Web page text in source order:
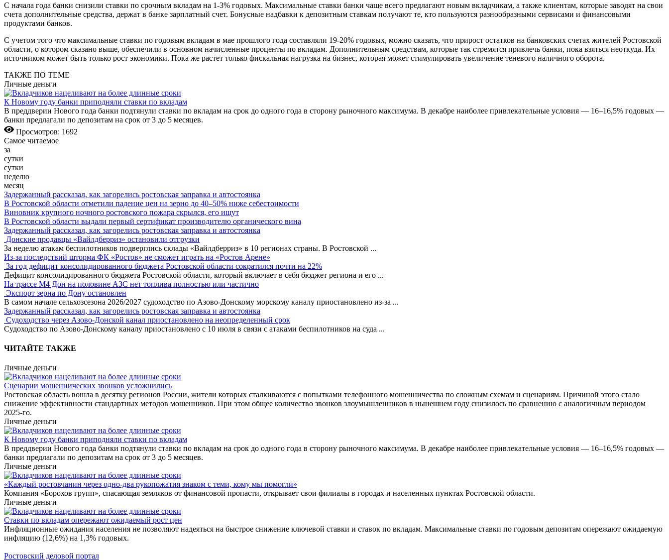
С начала года банки снизили ставки по срочным вкладам на 1-3% годовых. Максимальные ставки банки чаще всего предлагают новым вкладчикам, а также клиентам, которые заводят на свои
счета дополнительные средства, держат в банке зарплатный счет. Бонусные надбавки к депозитным ставкам получают те, кто пользуются разнообразными сервисами и финансовыми
продуктами банков.
С учетом того что максимальные ставки по годовым вкладам в мае прошлого года составляли 19-20% годовых, можно сказать, что прирост остатков на банковских счетах жителей Ростовской
области, о котором сказано выше, обеспечили в основном начисленные проценты по вкладам. Дополнительным средствам, которые так стремятся привлечь банки, пока взяться неоткуда. Их
источником может быть только рост экономики. Пока же растет только фискальная нагрузка на бизнес, которая может стимулировать увеличение теневого наличного оборота.
ТАКЖЕ ПО ТЕМЕ
Личные деньги
К Новому году банки приподняли ставки по вкладам
В преддверии Нового года банки подтянули ставки по вкладам на срок до одного года в сторону рыночного максимума. В декабре наиболее привлекательные условия — 16–16,5% годовых —
банки предлагали по депозитам на срок от 3 до 5 месяцев.
Просмотров: 1692
Самое читаемое
за
сутки
сутки
неделю
месяц
Задержанный рассказал, как загорелись ростовская заправка и автостоянка
В Ростовской области отметили падение цен на зерно до 40–50% ниже себестоимости
Виновник крупного ночного ростовского пожара скрылся, его ищут
В Ростовской области выдали первый сертификат производителю органического вина
Задержанный рассказал, как загорелись ростовская заправка и автостоянка
Донские продавцы «Вайлдберриз» остановили отгрузки
За неделю атакам беспилотников подверглись склады «Вайлдберриз» в 10 регионах страны. В Ростовской ...
Из-за последствий шторма ФК «Ростов» не сможет играть на «Ростов Арене»
За год дефицит консолидированного бюджета Ростовской области сократился почти на 22%
Дефицит консолидированного бюджета Ростовской области, который включает в себя бюджет региона и его ...
На трассе М4 Дон на половине АЗС нет топлива полностью или частично
Экспорт зерна по Дону остановлен
В самом начале сельхозсезона 2026/2027 судоходство по Азово-Донскому морскому каналу приостановлено из-за ...
Задержанный рассказал, как загорелись ростовская заправка и автостоянка
Судоходство через Азово-Донской канал приостановлено на неопределенный срок
Судоходство по Азово-Донскому каналу приостановлено с 10 июля в связи с атаками беспилотников на суда ...
ЧИТАЙТЕ ТАКЖЕ
Личные деньги
Сценарии мошеннических звонков усложнились
Ростовская область вошла в десятку регионов России, жители которых сталкиваются с попытками телефонного мошенничества по сложным схемам и сценариям. Причиной этого стало
снижение эффективности стандартных методов мошенников. При этом общее количество звонков злоумышленников в нынешнем году снизилось по сравнению с аналогичным периодом
2025-го.
Личные деньги
К Новому году банки приподняли ставки по вкладам
В преддверии Нового года банки подтянули ставки по вкладам на срок до одного года в сторону рыночного максимума. В декабре наиболее привлекательные условия — 16–16,5% годовых —
банки предлагали по депозитам на срок от 3 до 5 месяцев.
Личные деньги
«Каждый ростовчанин через одно-два рукопожатия знаком с теми, кому мы помогли»
Компания «Борохов групп», спасающая земляков от финансовой пропасти, открывает свои филиалы в городах и населенных пунктах Ростовской области.
Личные деньги
Ставки по вкладам опережают ожидаемый рост цен
Инфляционные ожидания населения не позволяют надеяться на быстрое снижение ключевой ставки и ставок по вкладам. Максимальные ставки по годовым депозитам опережают ожидаемую
инфляцию (12,6%) на 1,3% годовых.
Ростовский деловой портал